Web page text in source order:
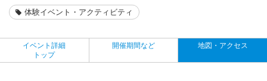
体験イベント・アクティビティ
イベント詳細
トップ
開催期間など 地図・アクセス